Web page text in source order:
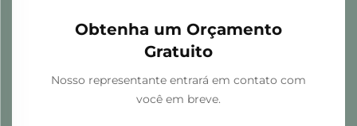
Obtenha um Orçamento
Gratuito
Nosso representante entrará em contato com
você em breve.